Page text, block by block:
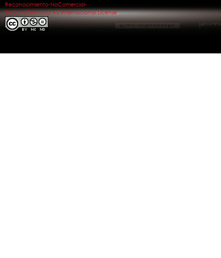
Reconocimiento-NoComercial-
SinObraDerivada 4.0 Internacional License.